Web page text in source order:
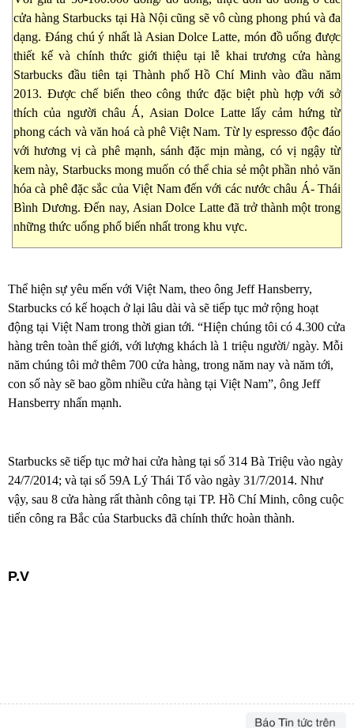
cửa hàng Starbucks tại Hà Nội cũng sẽ vô cùng phong phú và đa
dạng. Đáng chú ý nhất là Asian Dolce Latte, món đồ uống được
thiết kế và chính thức giới thiệu tại lễ khai trương cửa hàng
Starbucks đầu tiên tại Thành phố Hồ Chí Minh vào đầu năm
2013. Được chế biến theo công thức đặc biệt phù hợp với sở
thích của người châu Á, Asian Dolce Latte lấy cảm hứng từ
phong cách và văn hoá cà phê Việt Nam. Từ ly espresso độc đáo
với hương vị cà phê mạnh, sánh đặc mịn màng, có vị ngậy từ
kem này, Starbucks mong muốn có thể chia sẻ một phần nhỏ văn
hóa cà phê đặc sắc của Việt Nam đến với các nước châu Á- Thái
Bình Dương. Đến nay, Asian Dolce Latte đã trở thành một trong
những thức uống phổ biến nhất trong khu vực.
Thể hiện sự yêu mến với Việt Nam, theo ông Jeff Hansberry,
Starbucks có kế hoạch ở lại lâu dài và sẽ tiếp tục mở rộng hoạt
động tại Việt Nam trong thời gian tới. “Hiện chúng tôi có 4.300 cửa
hàng trên toàn thế giới, với lượng khách là 1 triệu người/ ngày. Mỗi
năm chúng tôi mở thêm 700 cửa hàng, trong năm nay và năm tới,
con số này sẽ bao gồm nhiều cửa hàng tại Việt Nam”, ông Jeff
Hansberry nhấn mạnh.
Starbucks sẽ tiếp tục mở hai cửa hàng tại số 314 Bà Triệu vào ngày
24/7/2014; và tại số 59A Lý Thái Tổ vào ngày 31/7/2014. Như
vậy, sau 8 cửa hàng rất thành công tại TP. Hồ Chí Minh, công cuộc
tiến công ra Bắc của Starbucks đã chính thức hoàn thành.
P.V